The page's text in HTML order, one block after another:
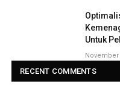
Untuk
November
RECENT COMMENTS